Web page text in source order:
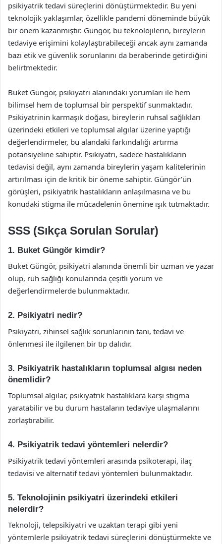
psikiyatrik tedavi süreçlerini dönüştürmektedir. Bu yeni
teknolojik yaklaşımlar, özellikle pandemi döneminde büyük
bir önem kazanmıştır. Güngör, bu teknolojilerin, bireylerin
tedaviye erişimini kolaylaştırabileceği ancak aynı zamanda
bazı etik ve güvenlik sorunlarını da beraberinde getirdiğini
belirtmektedir.
Buket Güngör, psikiyatri alanındaki yorumları ile hem
bilimsel hem de toplumsal bir perspektif sunmaktadır.
Psikiyatrinin karmaşık doğası, bireylerin ruhsal sağlıkları
üzerindeki etkileri ve toplumsal algılar üzerine yaptığı
değerlendirmeler, bu alandaki farkındalığı artırma
potansiyeline sahiptir. Psikiyatri, sadece hastalıkların
tedavisi değil, aynı zamanda bireylerin yaşam kalitelerinin
artırılması için de kritik bir öneme sahiptir. Güngör’ün
görüşleri, psikiyatrik hastalıkların anlaşılmasına ve bu
konudaki stigma ile mücadelenin önemine ışık tutmaktadır.
SSS (Sıkça Sorulan Sorular)
1. Buket Güngör kimdir?
Buket Güngör, psikiyatri alanında önemli bir uzman ve yazar
olup, ruh sağlığı konularında çeşitli yorum ve
değerlendirmelerde bulunmaktadır.
2. Psikiyatri nedir?
Psikiyatri, zihinsel sağlık sorunlarının tanı, tedavi ve
önlenmesi ile ilgilenen bir tıp dalıdır.
3. Psikiyatrik hastalıkların toplumsal algısı neden
önemlidir?
Toplumsal algılar, psikiyatrik hastalıklara karşı stigma
yaratabilir ve bu durum hastaların tedaviye ulaşmalarını
zorlaştırabilir.
4. Psikiyatrik tedavi yöntemleri nelerdir?
Psikiyatrik tedavi yöntemleri arasında psikoterapi, ilaç
tedavisi ve alternatif tedavi yöntemleri bulunmaktadır.
5. Teknolojinin psikiyatri üzerindeki etkileri
nelerdir?
Teknoloji, telepsikiyatri ve uzaktan terapi gibi yeni
yöntemlerle psikiyatrik tedavi süreçlerini dönüştürmekte ve